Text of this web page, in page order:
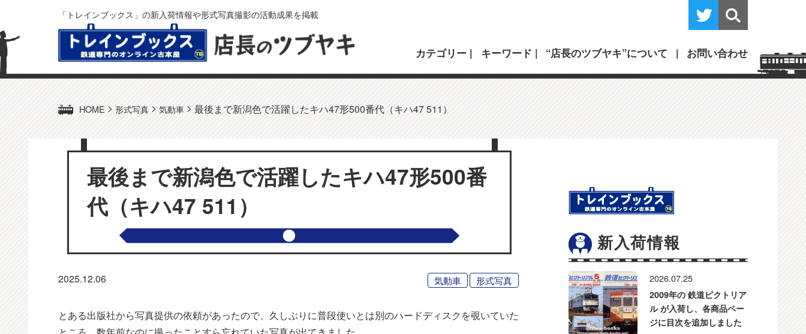
「トレインブックス」の新入荷情報や形式写真撮影の活動成果を掲載
カテゴリー キーワード “店長のツブヤキ”について お問い合わせ
HOME > 形式写真 > 気動車 > 最後まで新潟色で活躍したキハ47形500番代（キハ47 511）
最後まで新潟色で活躍したキハ47形500番
代（キハ47 511）
2025.12.06 気動車 形式写真
とある出版社から写真提供の依頼があったので、久しぶりに普段使いとは別のハードディスクを覗いていた
新入荷情報
2026.07.25
2009年の 鉄道ピクトリア
ル が入荷し、各商品ペー
ジに目次を追加しました